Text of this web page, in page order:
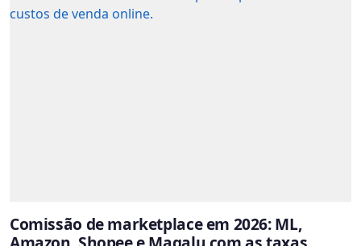
Comissão de marketplace em 2026: ML,